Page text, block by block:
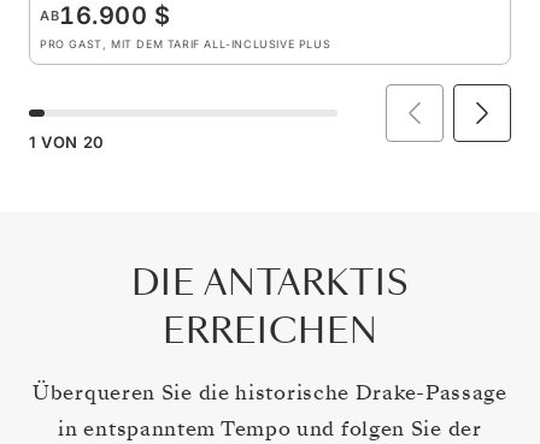
AB16.900 $
PRO GAST, MIT DEM TARIF ALL-INCLUSIVE PLUS
1 VON 20
DIE ANTARKTIS
ERREICHEN
Überqueren Sie die historische Drake-Passage
in entspanntem Tempo und folgen Sie der